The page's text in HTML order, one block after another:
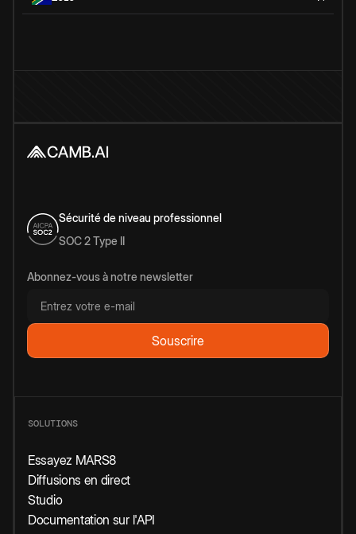
Sécurité de niveau professionnel
SOC 2 Type II
Abonnez-vous à notre newsletter
SOLUTIONS
Essayez MARS8
Diffusions en direct
Studio
Documentation sur l'API